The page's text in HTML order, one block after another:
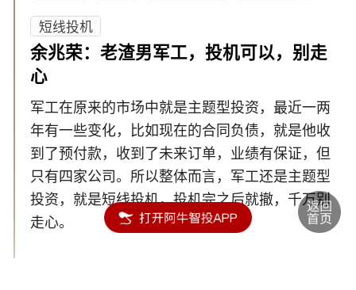
短线投机
余兆荣：老渣男军工，投机可以，别走
心
军工在原来的市场中就是主题型投资，最近一两
年有一些变化，比如现在的合同负债，就是他收
到了预付款，收到了未来订单，业绩有保证，但
只有四家公司。所以整体而言，军工还是主题型
投资，就是短线投机，投机完之后就撤，千万别
走心。